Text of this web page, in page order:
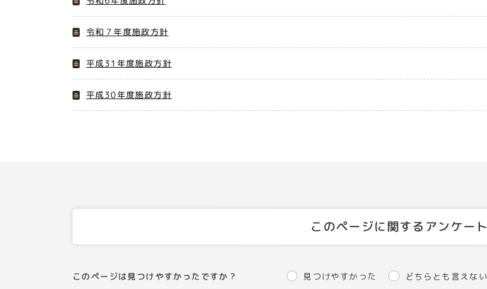
令和７年度施政方針
平成31年度施政方針
平成30年度施政方針
このページに関するアンケート
このページは見つけやすかったですか？ 見つけやすかった どちらとも言えない